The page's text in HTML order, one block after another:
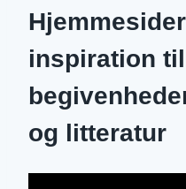
inspiration
og litteratur